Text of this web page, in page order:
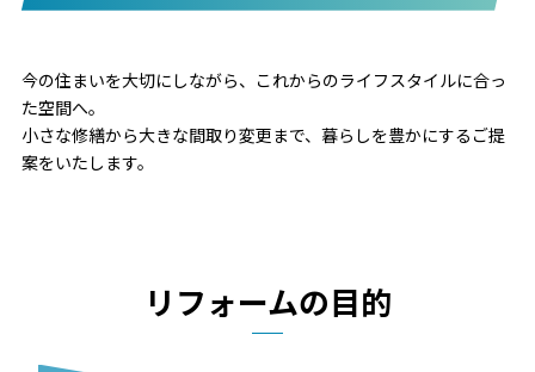
今の住まいを大切にしながら、これからのライフスタイルに合っ
た空間へ。
小さな修繕から大きな間取り変更まで、暮らしを豊かにするご提
案をいたします。
リフォームの目的